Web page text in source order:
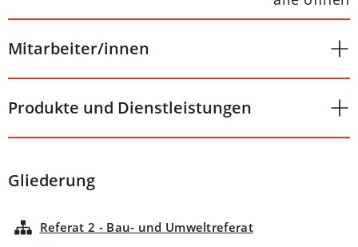
Mitarbeiter/innen
Produkte und Dienstleistungen
Gliederung
Referat 2 - Bau- und Umweltreferat